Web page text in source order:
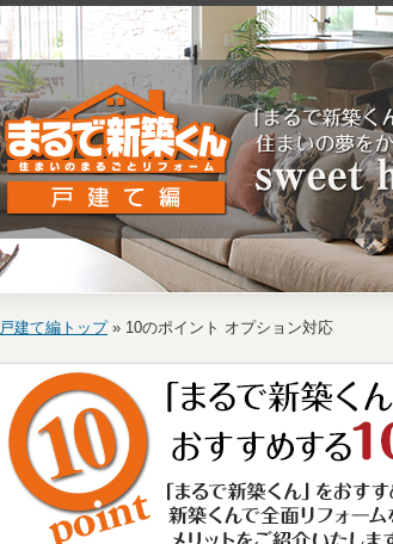
戸建て編トップ» 10のポイント オプション対応